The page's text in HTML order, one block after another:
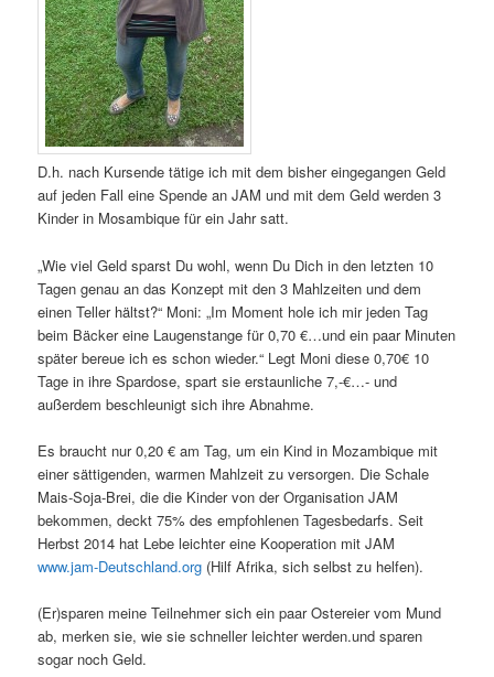
D.h. nach Kursende tätige ich mit dem bisher eingegangen Geld
auf jeden Fall eine Spende an JAM und mit dem Geld werden 3
Kinder in Mosambique für ein Jahr satt.
„Wie viel Geld sparst Du wohl, wenn Du Dich in den letzten 10
Tagen genau an das Konzept mit den 3 Mahlzeiten und dem
einen Teller hältst?“ Moni: „Im Moment hole ich mir jeden Tag
beim Bäcker eine Laugenstange für 0,70 €…und ein paar Minuten
später bereue ich es schon wieder.“ Legt Moni diese 0,70€ 10
Tage in ihre Spardose, spart sie erstaunliche 7,-€…- und
außerdem beschleunigt sich ihre Abnahme.
Es braucht nur 0,20 € am Tag, um ein Kind in Mozambique mit
einer sättigenden, warmen Mahlzeit zu versorgen. Die Schale
Mais-Soja-Brei, die die Kinder von der Organisation JAM
bekommen, deckt 75% des empfohlenen Tagesbedarfs. Seit
Herbst 2014 hat Lebe leichter eine Kooperation mit JAM
www.jam-Deutschland.org (Hilf Afrika, sich selbst zu helfen).
(Er)sparen meine Teilnehmer sich ein paar Ostereier vom Mund
ab, merken sie, wie sie schneller leichter werden.und sparen
sogar noch Geld.